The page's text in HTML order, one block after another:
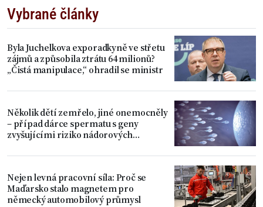
Vybrané články
Byla Juchelkova exporadkyně ve střetu
zájmů a způsobila ztrátu 64 milionů?
„Čistá manipulace,“ ohradil se ministr
Několik dětí zemřelo, jiné onemocněly
– případ dárce spermatu s geny
zvyšujícími riziko nádorových
Nejen levná pracovní síla: Proč se
Maďarsko stalo magnetem pro
německý automobilový průmysl